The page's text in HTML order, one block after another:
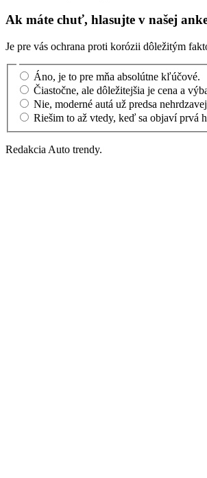
Ak máte chuť, hlasujte v našej
Je pre vás ochrana proti korózii dôležitým
Áno, je to pre mňa absolútne kľúčové.
Čiastočne, ale dôležitejšia je cena a
Nie, moderné autá už predsa
Riešim to až vtedy, keď sa objaví prvá
Redakcia Auto trendy.